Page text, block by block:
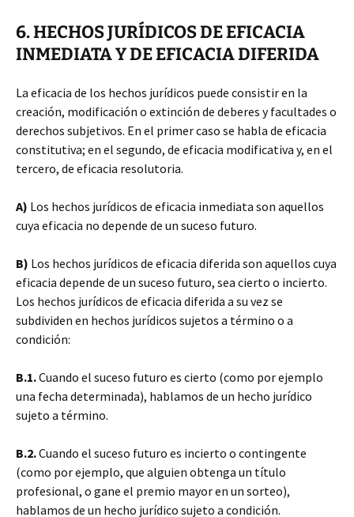
6. HECHOS JURÍDICOS DE EFICACIA
INMEDIATA Y DE EFICACIA DIFERIDA
La eficacia de los hechos jurídicos puede consistir en la
creación, modificación o extinción de deberes y facultades o
derechos subjetivos. En el primer caso se habla de eficacia
constitutiva; en el segundo, de eficacia modificativa y, en el
tercero, de eficacia resolutoria.
A) Los hechos jurídicos de eficacia inmediata son aquellos
cuya eficacia no depende de un suceso futuro.
B) Los hechos jurídicos de eficacia diferida son aquellos cuya
eficacia depende de un suceso futuro, sea cierto o incierto.
Los hechos jurídicos de eficacia diferida a su vez se
subdividen en hechos jurídicos sujetos a término o a
condición:
B.1.Cuando el suceso futuro es cierto (como por ejemplo
una fecha determinada), hablamos de un hecho jurídico
sujeto a término.
B.2.Cuando el suceso futuro es incierto o contingente
(como por ejemplo, que alguien obtenga un título
profesional, o gane el premio mayor en un sorteo),
hablamos de un hecho jurídico sujeto a condición.